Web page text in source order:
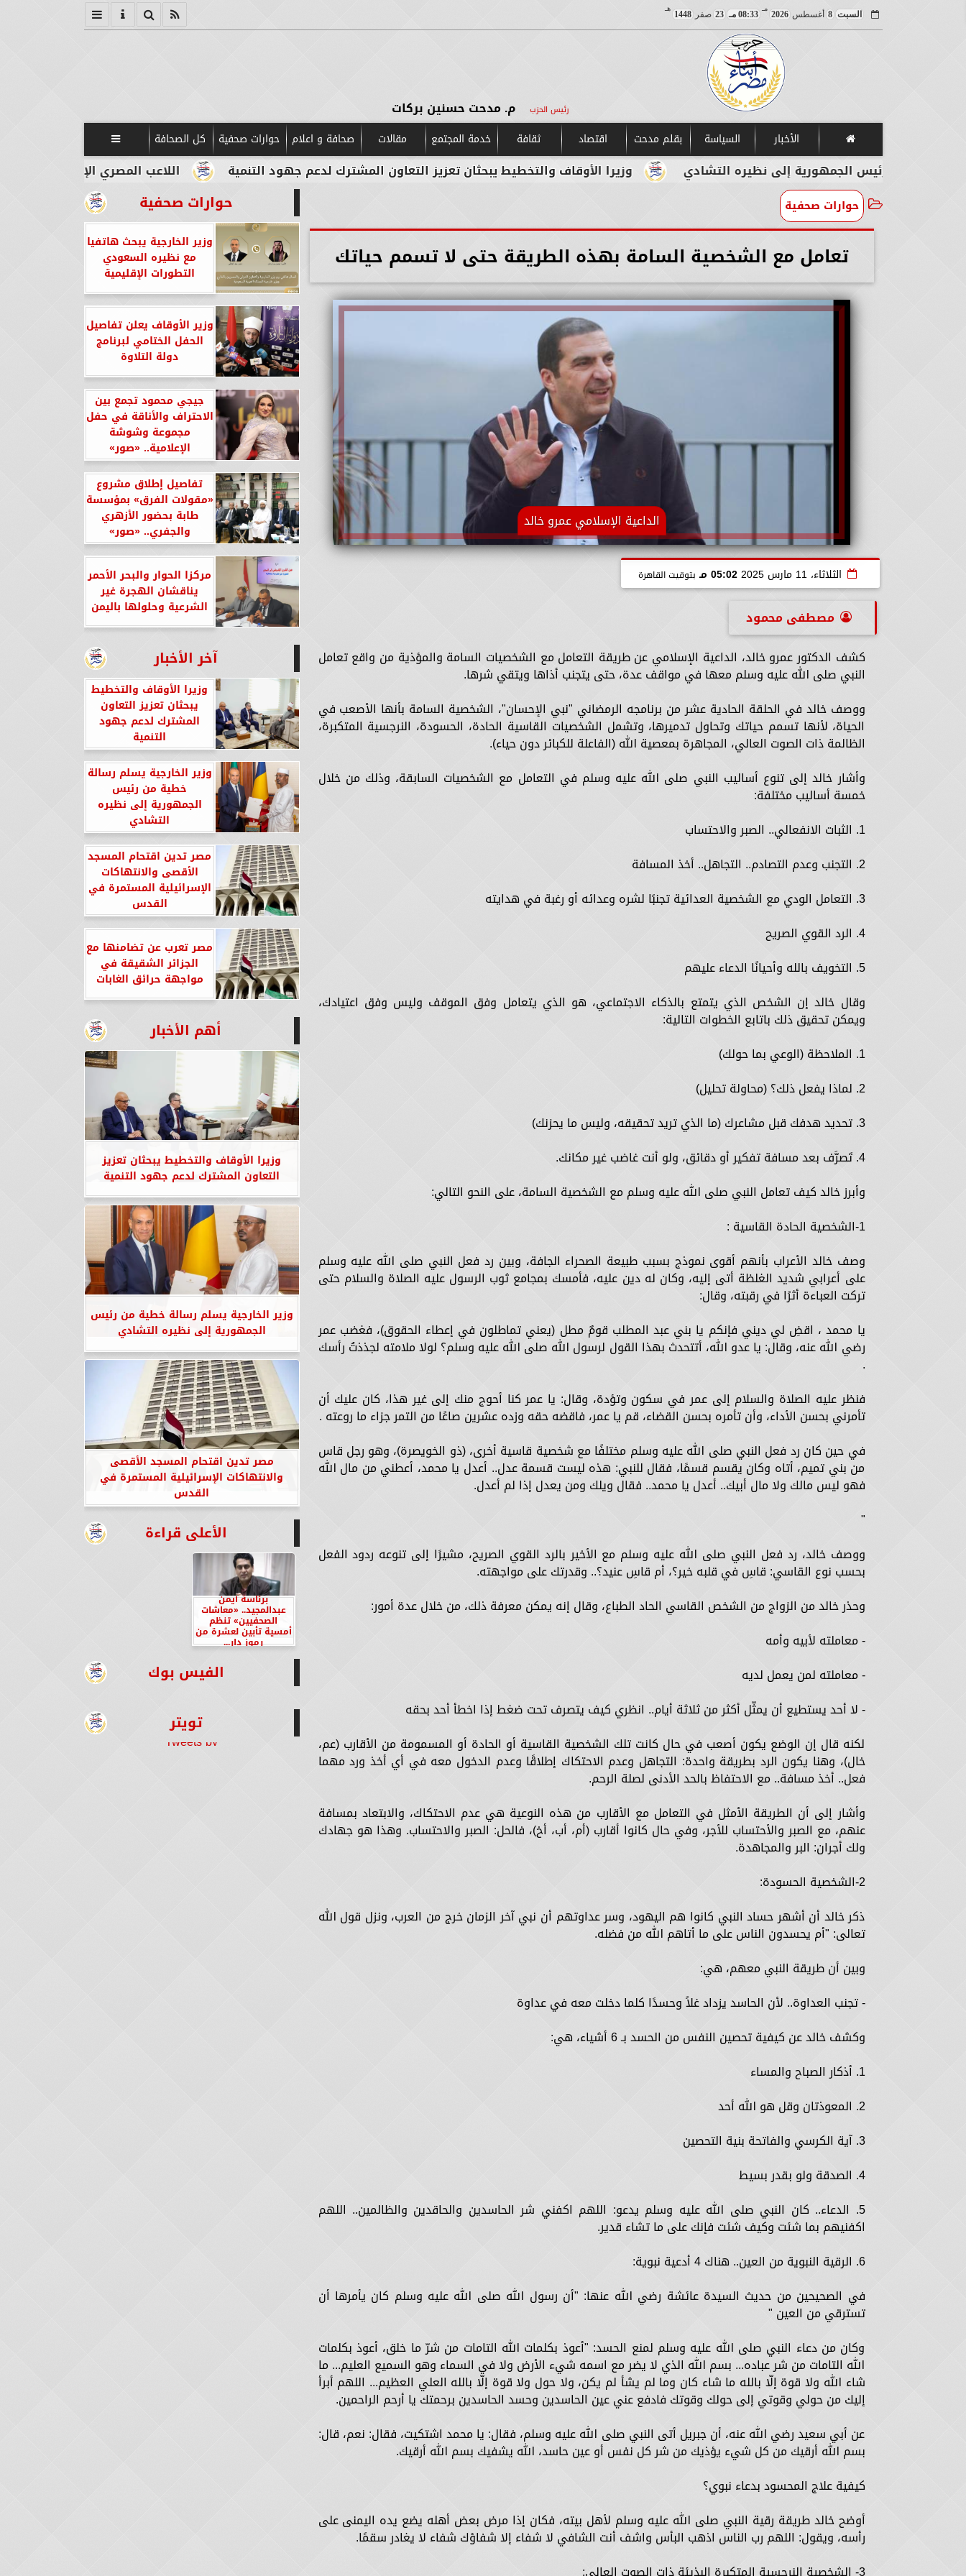
السبت 8 أغسطس2026
مـ
08:33 مـ 23 صفر1448
هـ
رئيس الحزب م. مدحت حسنين بركات
الأخبار السياسة بقلم مدحت اقتصاد ثقافة خدمة المجتمع مقالات صحافة و اعلام حوارات صحفية كل الصحافة 
اللاعب المصري الإيطالي طه أبو المكارم وزيرا الأوقاف والتخطيط يبحثان تعزيز التعاون المشترك لدعم جهود التنمية الجمهورية إلى نظيره التشادي
حوارات صحفية
تعامل مع الشخصية السامة بهذه الطريقة حتى لا تسمم حياتك
الداعية الإسلامي عمرو خالد
الثلاثاء، 11 مارس 2025 05:02 مـ بتوقيت القاهرة
مصطفى محمود
كشف الدكتور عمرو خالد، الداعية الإسلامي عن طريقة التعامل مع الشخصيات السامة والمؤذية من واقع تعامل
النبي صلى الله عليه وسلم معها في مواقف عدة، حتى يتجنب أذاها ويتقي شرها.
ووصف خالد في الحلقة الحادية عشر من برنامجه الرمضاني "نبي الإحسان"، الشخصية السامة بأنها الأصعب في
الحياة، لأنها تسمم حياتك وتحاول تدميرها، وتشمل الشخصيات القاسية الحادة، الحسودة، النرجسية المتكبرة،
الظالمة ذات الصوت العالي، المجاهرة بمعصية الله (الفاعلة للكبائر دون حياء).
وأشار خالد إلى تنوع أساليب النبي صلى الله عليه وسلم في التعامل مع الشخصيات السابقة، وذلك من خلال
خمسة أساليب مختلفة:
1. الثبات الانفعالي.. الصبر والاحتساب
2. التجنب وعدم التصادم.. التجاهل.. أخذ المسافة
3. التعامل الودي مع الشخصية العدائية تجنبًا لشره وعدائه أو رغبة في هدايته
4. الرد القوي الصريح
5. التخويف بالله وأحيانًا الدعاء عليهم
وقال خالد إن الشخص الذي يتمتع بالذكاء الاجتماعي، هو الذي يتعامل وفق الموقف وليس وفق اعتيادك،
ويمكن تحقيق ذلك باتابع الخطوات التالية:
1. الملاحظة (الوعي بما حولك)
2. لماذا يفعل ذلك؟ (محاولة تحليل)
3. تحديد هدفك قبل مشاعرك (ما الذي تريد تحقيقه، وليس ما يحزنك)
4. تَصرَّف بعد مسافة تفكير أو دقائق، ولو أنت غاضب غير مكانك.
وأبرز خالد كيف تعامل النبي صلى الله عليه وسلم مع الشخصية السامة، على النحو التالي:
1-الشخصية الحادة القاسية :
وصف خالد الأعراب بأنهم أقوى نموذج بسبب طبيعة الصحراء الجافة، وبين رد فعل النبي صلى الله عليه وسلم
على أعرابي شديد الغلظة أتى إليه، وكان له دين عليه، فأمسك بمجامع ثوب الرسول عليه الصلاة والسلام حتى
تركت العباءة أثرًا في رقبته، وقال:
يا محمد ، اقضِ لي ديني فإنكم يا بني عبد المطلب قومٌ مطل (يعني تماطلون في إعطاء الحقوق)، فغضب عمر
رضي الله عنه، وقال: يا عدو الله، أتتحدث بهذا القول لرسول الله صلى الله عليه وسلم؟ لولا ملامته لجذذتُ رأسك
.
فنظر عليه الصلاة والسلام إلى عمر في سكون وتؤدة، وقال: يا عمر كنا أحوج منك إلى غير هذا، كان عليك أن
تأمرني بحسن الأداء، وأن تأمره بحسن القضاء، قم يا عمر، فاقضه حقه وزده عشرين صاعًا من التمر جزاء ما روعته .
في حين كان رد فعل النبي صلى الله عليه وسلم مختلفًا مع شخصية قاسية أخرى، (ذو الخويصرة)، وهو رجل قاس
من بني تميم، أتاه وكان يقسم قسمًا، فقال للنبي: هذه ليست قسمة عدل.. أعدل يا محمد، أعطني من مال الله
فهو ليس مالك ولا مال أبيك.. أعدل يا محمد.. فقال ويلك ومن يعدل إذا لم أعدل.
"
ووصف خالد، رد فعل النبي صلى الله عليه وسلم مع الأخير بالرد القوي الصريح، مشيرًا إلى تنوعه ردود الفعل
بحسب نوع القاسي: قاسِ في قلبه خير؟، أم قاسِ عنيد؟.. وقدرتك على مواجهته.
وحذر خالد من الزواج من الشخص القاسي الحاد الطباع، وقال إنه يمكن معرفة ذلك، من خلال عدة أمور:
- معاملته لأبيه وأمه
- معاملته لمن يعمل لديه
- لا أحد يستطيع أن يمثّل أكثر من ثلاثة أيام.. انظري كيف يتصرف تحت ضغط إذا اخطأ أحد بحقه
لكنه قال إن الوضع يكون أصعب في حال كانت تلك الشخصية القاسية أو الحادة أو المسمومة من الأقارب (عم،
خال)، وهنا يكون الرد بطريقة واحدة: التجاهل وعدم الاحتكاك إطلاقًا وعدم الدخول معه في أي أخذ ورد مهما
فعل.. أخذ مسافة.. مع الاحتفاظ بالحد الأدنى لصلة الرحم.
وأشار إلى أن الطريقة الأمثل في التعامل مع الأقارب من هذه النوعية هي عدم الاحتكاك، والابتعاد بمسافة
عنهم، مع الصبر والأحتساب للأجر، وفي حال كانوا أقارب (أم، أب، أخ)، فالحل: الصبر والاحتساب. وهذا هو جهادك
ولك أجران: البر والمجاهدة.
2-الشخصية الحسودة:
ذكر خالد أن أشهر حساد النبي كانوا هم اليهود، وسر عداوتهم أن نبي آخر الزمان خرج من العرب، ونزل قول الله
تعالى: "أم يحسدون الناس على ما أتاهم الله من فضله.
وبين أن طريقة النبي معهم، هي:
- تجنب العداوة.. لأن الحاسد يزداد غلاً وحسدًا كلما دخلت معه في عداوة
وكشف خالد عن كيفية تحصين النفس من الحسد بـ 6 أشياء، هي:
1. أذكار الصباح والمساء
2. المعوذتان وقل هو الله أحد
3. آية الكرسي والفاتحة بنية التحصين
4. الصدقة ولو بقدر بسيط
5. الدعاء.. كان النبي صلى الله عليه وسلم يدعو: اللهم اكفني شر الحاسدين والحاقدين والظالمين.. اللهم
اكفنيهم بما شئت وكيف شئت فإنك على ما تشاء قدير.
6. الرقية النبوية من العين.. هناك 4 أدعية نبوية:
في الصحيحين من حديث السيدة عائشة رضي الله عنها: "أن رسول الله صلى الله عليه وسلم كان يأمرها أن
تسترقي من العين "
وكان من دعاء النبي صلى الله عليه وسلم لمنع الحسد: "أعوذ بكلمات الله التامات من شرّ ما خلق، أعوذ بكلمات
الله التامات من شر عباده... بسم الله الذي لا يضر مع اسمه شيء الأرض ولا في السماء وهو السميع العليم... ما
شاء الله ولا قوة إلّا بالله ما شاء كان وما لم يشأ لم يكن، ولا حول ولا قوة إلّا بالله العلي العظيم... اللهم أبرأ
إليك من حولي وقوتي إلى حولك وقوتك فادفع عني عين الحاسدين وحسد الحاسدين برحمتك يا أرحم الراحمين.
عن أبي سعيد رضي الله عنه، أن جبريل أتى النبي صلى الله عليه وسلم، فقال: يا محمد اشتكيت، فقال: نعم، قال:
بسم الله أرقيك من كل شيء يؤذيك من شر كل نفس أو عين حاسد، الله يشفيك بسم الله أرقيك.
كيفية علاج المحسود بدعاء نبوي؟
أوضح خالد طريقة رقية النبي صلى الله عليه وسلم لأهل بيته، فكان إذا مرض بعض أهله يضع يده اليمنى على
رأسه، ويقول: اللهم رب الناس اذهب البأس واشف أنت الشافي لا شفاء إلا شفاؤك شفاء لا يغادر سقمًا.
حوارات صحفية
وزير الخارجية يبحث هاتفيا
مع نظيره السعودي
التطورات الإقليمية
وزير الأوقاف يعلن تفاصيل
الحفل الختامي لبرنامج
دولة التلاوة
جيجي محمود تجمع بين
الاحتراف والأناقة في حفل
مجموعة وشوشة
الإعلامية.. «صور»
تفاصيل إطلاق مشروع
«مقولات الفرق» بمؤسسة
طابة بحضور الأزهري
والجفري.. «صور»
مركزا الحوار والبحر الأحمر
يناقشان الهجرة غير
الشرعية وحلولها باليمن
آخر الأخبار
وزيرا الأوقاف والتخطيط
يبحثان تعزيز التعاون
المشترك لدعم جهود
التنمية
وزير الخارجية يسلم رسالة
خطية من رئيس
الجمهورية إلى نظيره
التشادي
مصر تدين اقتحام المسجد
الأقصى والانتهاكات
الإسرائيلية المستمرة في
القدس
مصر تعرب عن تضامنها مع
الجزائر الشقيقة في
مواجهة حرائق الغابات
أهم الأخبار
وزيرا الأوقاف والتخطيط يبحثان تعزيز
التعاون المشترك لدعم جهود التنمية
وزير الخارجية يسلم رسالة خطية من رئيس
الجمهورية إلى نظيره التشادي
مصر تدين اقتحام المسجد الأقصى
والانتهاكات الإسرائيلية المستمرة في
القدس
الأعلى قراءة
برئاسة أيمن
عبدالمجيد.. «معاشات
الصحفيين» تنظم
أمسية تأبين لعشرة من
رموز دار...
الفيس بوك
تويتر
Tweets by